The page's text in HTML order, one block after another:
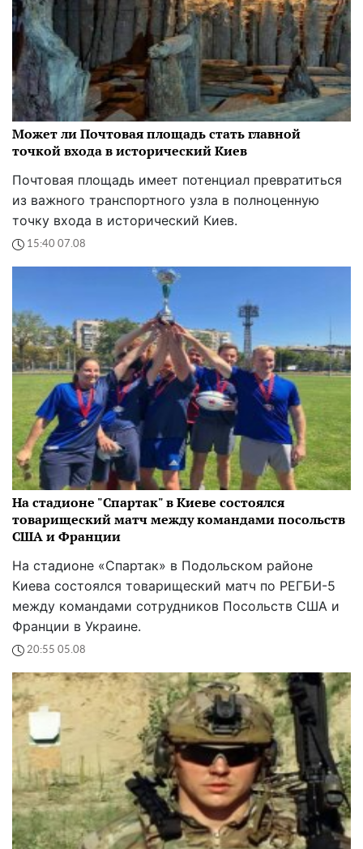
Может ли Почтовая площадь стать главной
точкой входа в исторический Киев
Почтовая площадь имеет потенциал превратиться
из важного транспортного узла в полноценную
точку входа в исторический Киев.
15:40 07.08
На стадионе "Спартак" в Киеве состоялся
товарищеский матч между командами посольств
США и Франции
На стадионе «Спартак» в Подольском районе
Киева состоялся товарищеский матч по РЕГБИ-5
между командами сотрудников Посольств США и
Франции в Украине.
20:55 05.08